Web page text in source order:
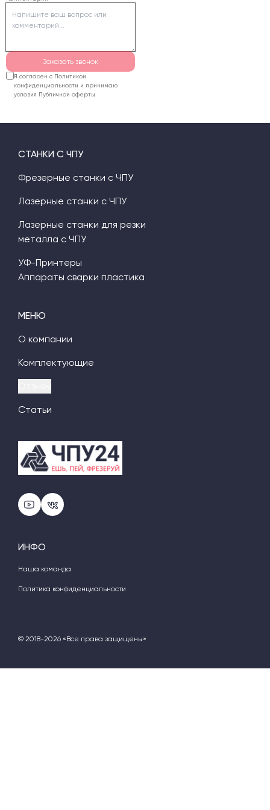
уклоны стенок букв,
припуски на толщину
Заказать звонок
Я согласен с Политикой
конфиденциальности и принимаю
условия Публичной оферты.
МЕНЮ
О компании
Комплектующие
Статьи
СТАНКИ С ЧПУ
Фрезерные станки с ЧПУ
Лазерные станки с ЧПУ
Лазерные станки для резки
металла с ЧПУ
УФ-Принтеры
Аппараты сварки пластика
ИНФО
Наша команда
Политика конфиденциальности
© 2018-2026 «Все права защищены»